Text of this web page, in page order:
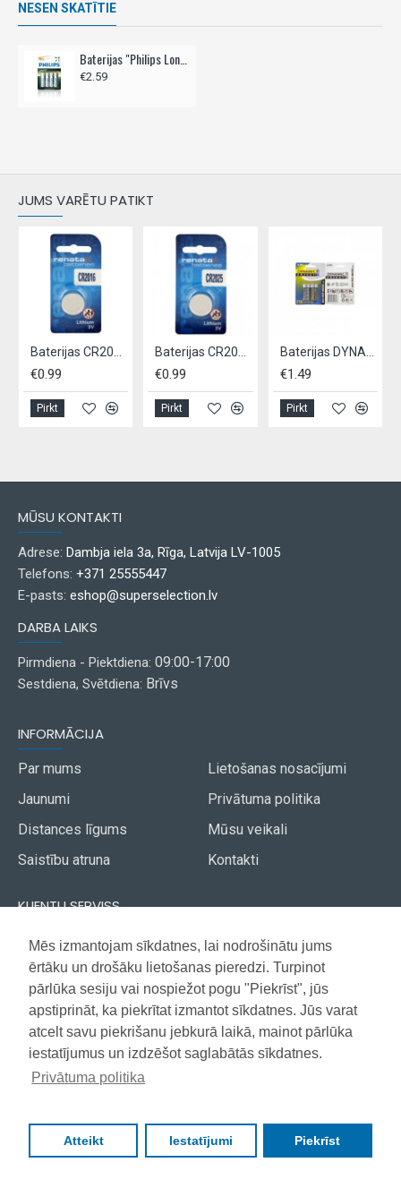
Mēs izmantojam sīkdatnes, lai nodrošinātu jums
ērtāku un drošāku lietošanas pieredzi. Turpinot
pārlūka sesiju vai nospiežot pogu "Piekrīst", jūs
apstiprināt, ka piekrītat izmantot sīkdatnes. Jūs varat
atcelt savu piekrišanu jebkurā laikā, mainot pārlūka
iestatījumus un izdzēšot saglabātās sīkdatnes.
Privātuma politika
Atteikt Iestatījumi Piekrīst
NESEN SKATĪTIE
Baterijas "Philips Long Life" R6 AA 4 gab.
€2.59
JUMS VARĒTU PATIKT
Baterijas CR2016-1BBx1gab UNIROSS
€0.99
Pirkt
Baterijas CR2025-1BBx1gab UNIROSS
€0.99
Pirkt
Baterijas DYNAMIC ULTRA R03 AAA, 4 gab
€1.49
Pirkt
MŪSU KONTAKTI
Adrese: Dambja iela 3a, Rīga, Latvija LV-1005
Telefons: +371 25555447
E-pasts: eshop@superselection.lv
DARBA LAIKS
Pirmdiena - Piektdiena: 09:00-17:00
Sestdiena, Svētdiena: Brīvs
INFORMĀCIJA
Par mums
Jaunumi
Distances līgums
Saistību atruna
Lietošanas nosacījumi
Privātuma politika
Mūsu veikali
Kontakti
KLIENTU SERVISS
Piegāde
Apmaksa
Garantija
Akcijas avīze
Vietnes karte
Copyright © 2021, Super Selection, Visas tiesības aizsargātas